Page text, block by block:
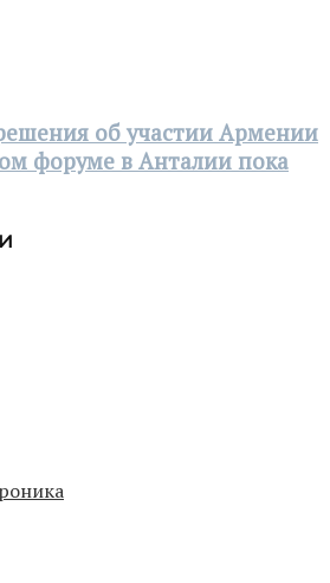
об участии Армении
форуме в Анталии пока